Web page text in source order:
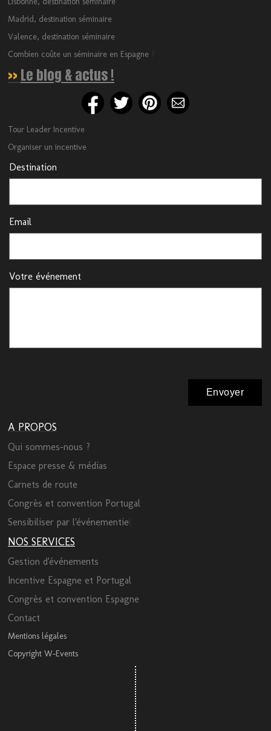
Madrid, destination séminaire
Valence, destination séminaire
Combien coûte un séminaire en Espagne ?
>> Le blog & actus !
Tour Leader Incentive
Organiser un incentive
Destination
Email
Votre événement
A PROPOS
Qui sommes-nous ?
Espace presse & médias
Carnets de route
Congrès et convention Portugal
Sensibiliser par l'événementiel
NOS SERVICES
Gestion d'événements
Incentive Espagne et Portugal
Congrès et convention Espagne
Contact
Mentions légales
Copyright W-Events